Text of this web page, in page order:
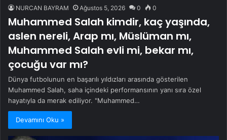
NURCAN BAYRAM Ağustos 5, 2026 0 0
Muhammed Salah kimdir, kaç yaşında,
aslen nereli, Arap mı, Müslüman mı,
Muhammed Salah evli mi, bekar mı,
çocuğu var mı?
Dünya futbolunun en başarılı yıldızları arasında gösterilen
Muhammed Salah, saha içindeki performansının yanı sıra özel
hayatıyla da merak ediliyor. "Muhammed…
Devamını Oku »